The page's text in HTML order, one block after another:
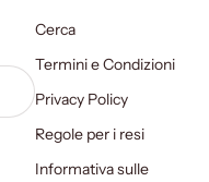
Cerca
Termini e Condizioni
Privacy Policy
Regole per i resi
Informativa sulle